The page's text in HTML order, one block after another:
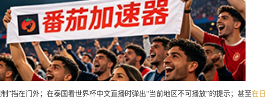
挡在门外；在泰国看世界杯中文直播时弹出“当前地区不可播放”的提示；甚至在日